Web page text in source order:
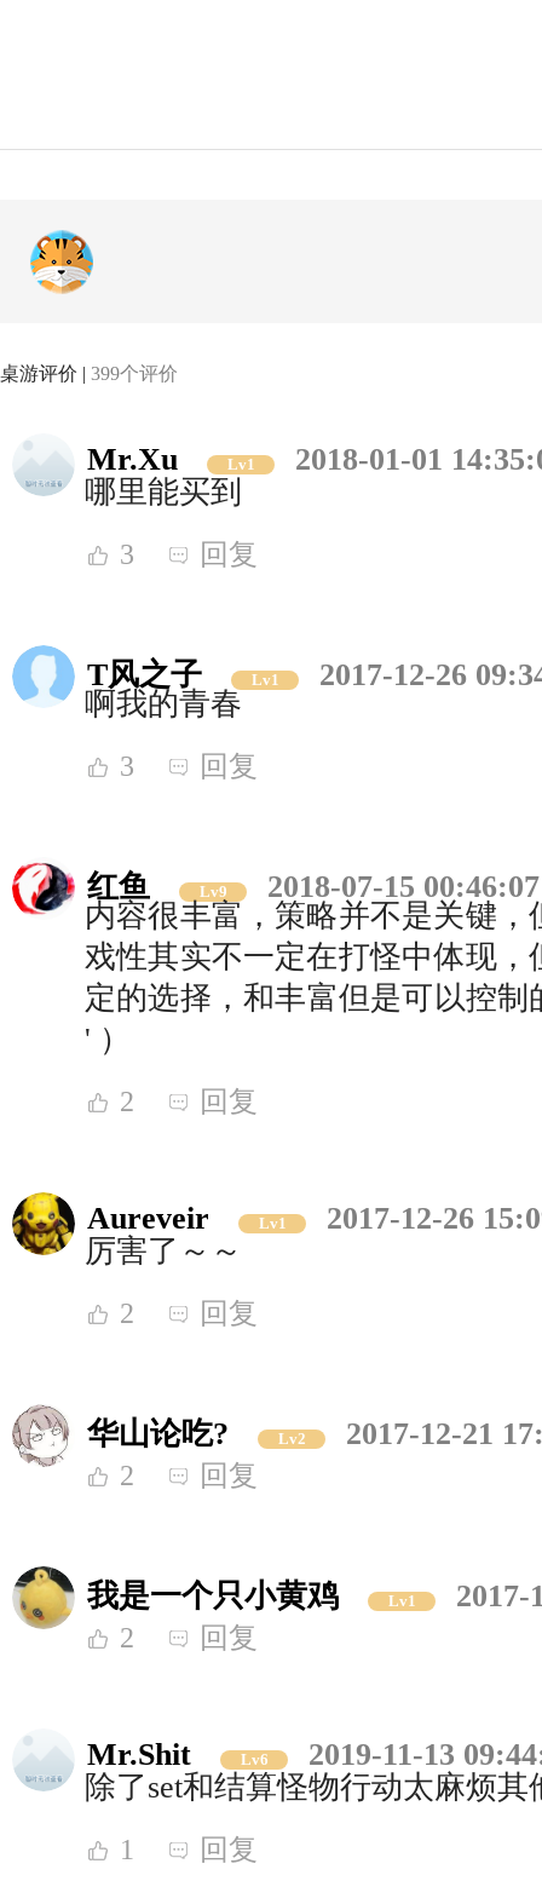
桌游评价 | 399个评价
Mr.Xu Lv1
2018-01-01
哪里能买到
3 回复
T风之子 Lv1
2017-12-26
啊我的青春
3 回复
红鱼 Lv9
2018-07-15 00:46:07
内容很丰富，策略并不是关键
戏性其实不一定在打怪中体现
定的选择，和丰富但是可以控
' ）
2 回复
Aureveir Lv1
2017-12-26
厉害了～～
2 回复
华山论吃? Lv2 2017-12-21
2 回复
我是一个只小黄鸡 Lv1 2017-
2 回复
Mr.Shit Lv6
2019-11-13
除了set和结算怪物行动太麻烦其
1 回复